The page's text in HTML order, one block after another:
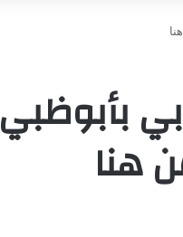
بأبوظبي